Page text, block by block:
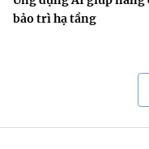
bảo trì hạ tầng